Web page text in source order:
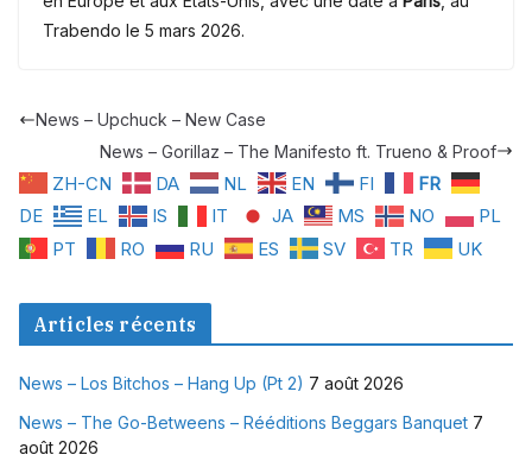
Trabendo le 5 mars 2026.
News – Upchuck – New Case
News – Gorillaz – The Manifesto ft. Trueno & Proof
ZH-CN DA NL EN FI
FR
DE
EL IS IT JA MS NO
PL
PT
RO RU ES SV TR UK
Articles récents
News – Los Bitchos – Hang Up (Pt 2) 7 août 2026
News – The Go-Betweens – Rééditions Beggars Banquet 7
août 2026